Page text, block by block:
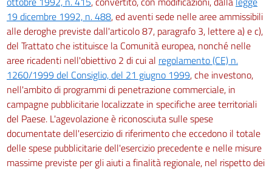
19 dicembre 1992, n. 488, ed aventi sede nelle aree ammissibili
alle deroghe previste dall'articolo 87, paragrafo 3, lettere a) e c),
del Trattato che istituisce la Comunità europea, nonché nelle
aree ricadenti nell'obiettivo 2 di cui al regolamento (CE) n.
1260/1999 del Consiglio, del 21 giugno 1999, che investono,
nell'ambito di programmi di penetrazione commerciale, in
campagne pubblicitarie localizzate in specifiche aree territoriali
del Paese. L'agevolazione è riconosciuta sulle spese
documentate dell'esercizio di riferimento che eccedono il totale
delle spese pubblicitarie dell'esercizio precedente e nelle misure
massime previste per gli aiuti a finalità regionale, nel rispetto dei